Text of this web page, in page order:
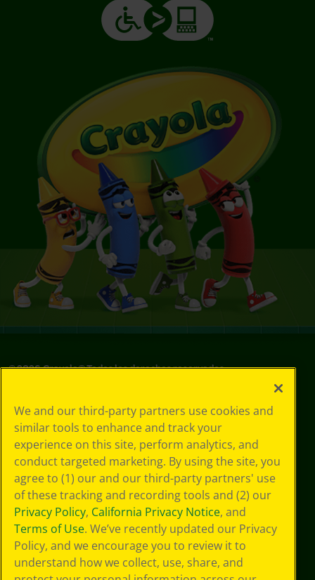
©2026Crayola® Todos los derechos reservados.
de privacidad
Política de
privacidad
Términos de SMS
GDPR
Aviso de
privacidad de CA
Cookie
Preferences
Condiciones de
uso
Accesibilidad web
We and our third-party partners use cookies and
similar tools to enhance and track your
experience on this site, perform analytics, and
conduct targeted marketing. By using the site, you
agree to (1) our and our third-party partners' use
of these tracking and recording tools and (2) our
Privacy Policy, California Privacy Notice, and
Terms of Use. We’ve recently updated our Privacy
Policy, and we encourage you to review it to
understand how we collect, use, share, and